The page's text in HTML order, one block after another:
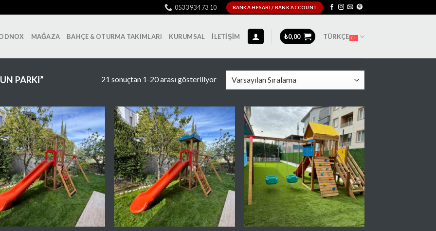
0533 934 73 10 BANKA HESABI / BANK ACCOUNT
MAĞAZA BAHÇE & OTURMA TAKIMLARI KURUMSAL İLETIŞIM ₺0,00 TÜRKÇE
PARKI” 21 sonuçtan 1-20 arası gösteriliyor
Favorilere
Ekle
Favorilere
Ekle
Favorilere
Ekle